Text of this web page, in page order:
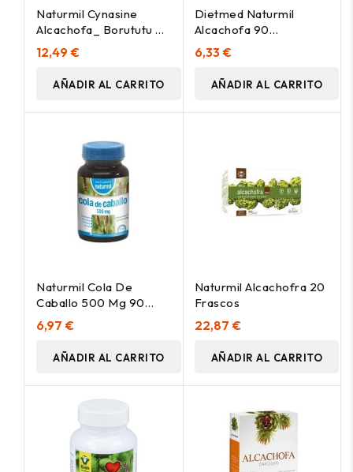
Naturmil Cynasine
Alcachofa_ Borututu Y
Cardo Mariano 60
Comprimid
12,49 €
AÑADIR AL CARRITO
Dietmed Naturmil
Alcachofa 90
Comprimidos
6,33 €
AÑADIR AL CARRITO
Naturmil Cola De
Caballo 500 Mg 90
Comprimidos
6,97 €
AÑADIR AL CARRITO
Naturmil Alcachofra 20
Frascos
22,87 €
AÑADIR AL CARRITO